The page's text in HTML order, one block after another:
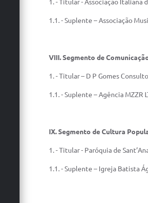
1. - Titular - Associação Italiana
1.1. - Suplente – Associação
VIII.Segmento de
1. - Titular – D P Gomes
1.1. - Suplente – Agência MZZR
IX.Segmento de Cultura
1. - Titular - Paróquia de
1.1. - Suplente – Igreja Batista